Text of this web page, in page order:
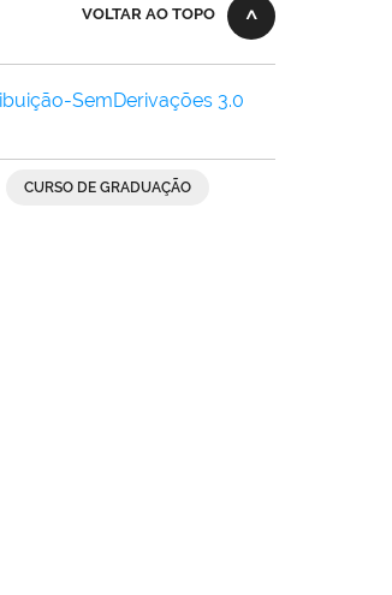
VOLTAR AO TOPO
SemDerivações 3.0
CURSO DE GRADUAÇÃO